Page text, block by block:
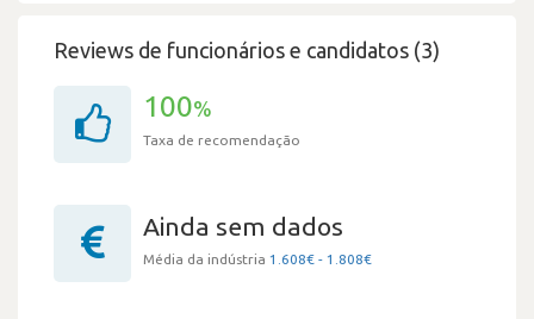
Reviews de funcionários e candidatos (3)
100%
Taxa de recomendação
Ainda sem dados
Média da indústria 1.608€ - 1.808€